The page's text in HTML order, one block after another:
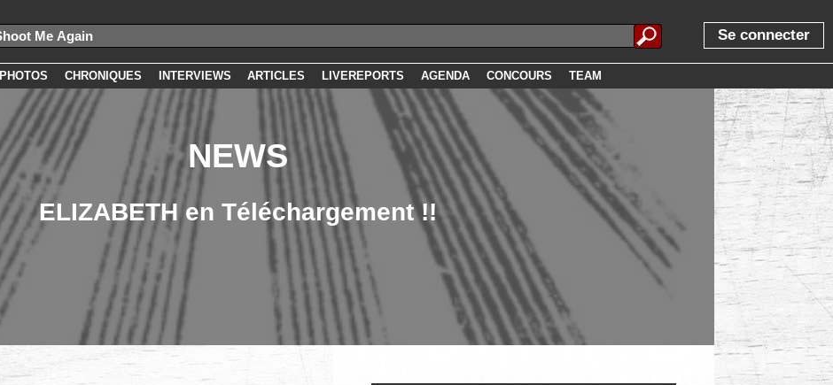
Se connecter
PHOTOS CHRONIQUES INTERVIEWS ARTICLES LIVEREPORTS AGENDA CONCOURS TEAM
NEWS
ELIZABETH en Téléchargement !!